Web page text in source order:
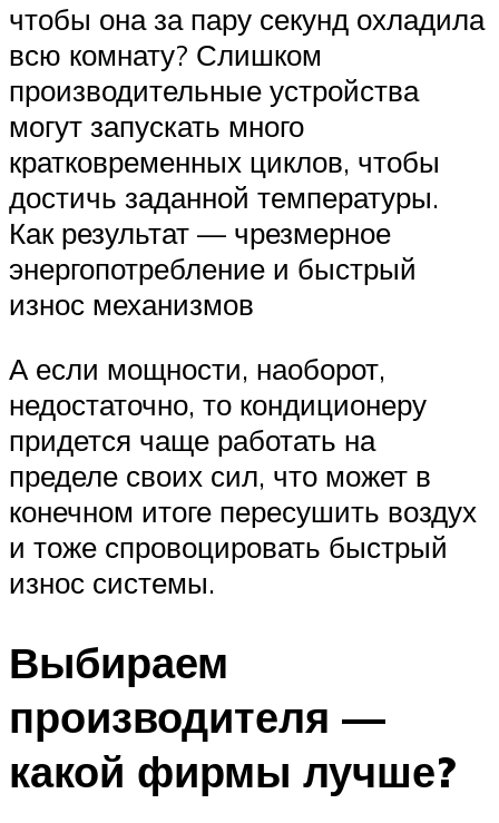
чтобы она за пару секунд охладила
всю комнату? Слишком
производительные устройства
могут запускать много
кратковременных циклов, чтобы
достичь заданной температуры.
Как результат — чрезмерное
энергопотребление и быстрый
износ механизмов
А если мощности, наоборот,
недостаточно, то кондиционеру
придется чаще работать на
пределе своих сил, что может в
конечном итоге пересушить воздух
и тоже спровоцировать быстрый
износ системы.
Выбираем
производителя —
какой фирмы лучше?